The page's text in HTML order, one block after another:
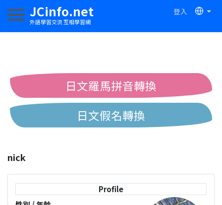
JCinfo.net
外語學習交流 互相學習網
登入
切換導航
日文羅馬拼音轉換
日文假名轉換
中日漢字互換
nick
Profile